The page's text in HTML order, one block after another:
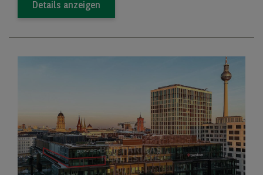
Details anzeigen